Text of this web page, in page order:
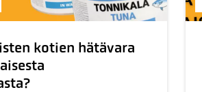
kotien hätävara